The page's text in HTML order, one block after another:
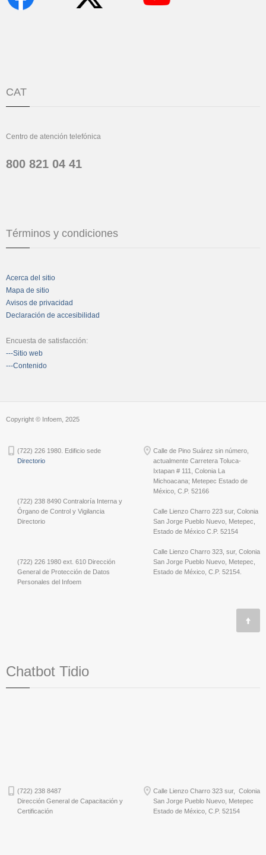
CAT
Centro de atención telefónica
800 821 04 41
Términos y condiciones
Acerca del sitio
Mapa de sitio
Avisos de privacidad
Declaración de accesibilidad
Encuesta de satisfacción:
---Sitio web
---Contenido
Copyright © Infoem, 2025
(722) 226 1980. Edificio sede
Directorio
(722) 238 8490 Contraloría Interna y
Órgano de Control y Vigilancia
Directorio
(722) 226 1980 ext. 610 Dirección
General de Protección de Datos
Personales del Infoem
Calle de Pino Suárez sin número,
actualmente Carretera Toluca-
Ixtapan # 111, Colonia La
Michoacana; Metepec Estado de
México, C.P. 52166
Calle Lienzo Charro 223 sur, Colonia
San Jorge Pueblo Nuevo, Metepec,
Estado de México C.P. 52154
Calle Lienzo Charro 323, sur, Colonia
San Jorge Pueblo Nuevo, Metepec,
Estado de México, C.P. 52154.
Chatbot Tidio
(722) 238 8487
Dirección General de Capacitación y
Certificación
Calle Lienzo Charro 323 sur, Colonia
San Jorge Pueblo Nuevo, Metepec
Estado de México, C.P. 52154